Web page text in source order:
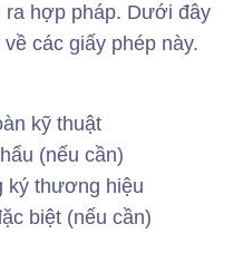
ra hợp pháp. Dưới đây
các giấy phép này.
kỹ thuật
(nếu cần)
ký thương hiệu
biệt (nếu cần)